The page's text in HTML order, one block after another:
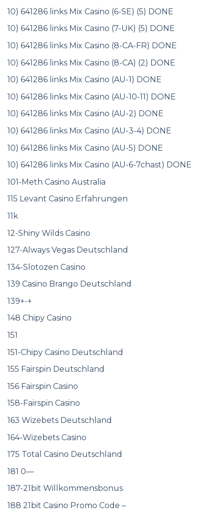
10) 641286 links Mix Casino (6-SE) (5) DONE
10) 641286 links Mix Casino (7-UK) (5) DONE
10) 641286 links Mix Casino (8-CA-FR) DONE
10) 641286 links Mix Casino (8-CA) (2) DONE
10) 641286 links Mix Casino (AU-1) DONE
10) 641286 links Mix Casino (AU-10-11) DONE
10) 641286 links Mix Casino (AU-2) DONE
10) 641286 links Mix Casino (AU-3-4) DONE
10) 641286 links Mix Casino (AU-5) DONE
10) 641286 links Mix Casino (AU-6-7chast) DONE
101-Meth Casino Australia
115 Levant Casino Erfahrungen
11k
12-Shiny Wilds Casino
127-Always Vegas Deutschland
134-Slotozen Casino
139 Casino Brango Deutschland
139+-+
148 Chipy Casino
151
151-Chipy Casino Deutschland
155 Fairspin Deutschland
156 Fairspin Casino
158-Fairspin Casino
163 Wizebets Deutschland
164-Wizebets Casino
175 Total Casino Deutschland
181 0—
187-21bit Willkommensbonus
188 21bit Casino Promo Code –